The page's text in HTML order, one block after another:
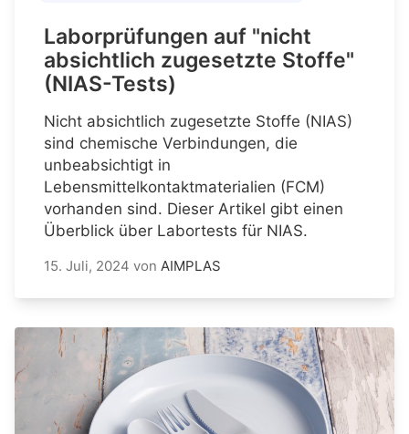
Laborprüfungen auf "nicht
absichtlich zugesetzte Stoffe"
(NIAS-Tests)
Nicht absichtlich zugesetzte Stoffe (NIAS)
sind chemische Verbindungen, die
unbeabsichtigt in
Lebensmittelkontaktmaterialien (FCM)
vorhanden sind. Dieser Artikel gibt einen
Überblick über Labortests für NIAS.
15. Juli, 2024 von AIMPLAS